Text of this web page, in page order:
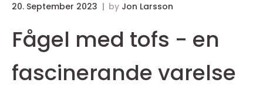
20. September 2023 by Jon Larsson
Fågel med tofs - en
fascinerande varelse